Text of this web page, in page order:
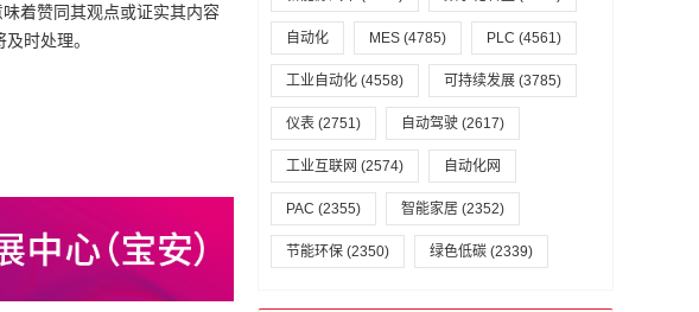
着赞同其观点或证实其内容
时处理。
自动化 MES (4785) PLC (4561)
工业自动化 (4558) 可持续发展 (3785)
仪表 (2751) 自动驾驶 (2617)
工业互联网 (2574) 自动化网
PAC (2355) 智能家居 (2352)
节能环保 (2350) 绿色低碳 (2339)